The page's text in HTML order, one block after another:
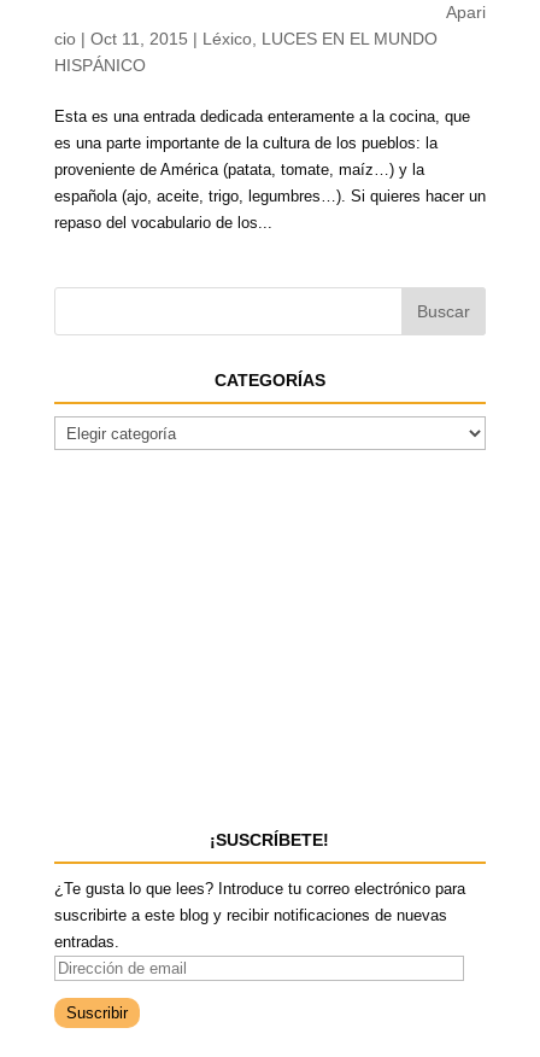
Apari
cio| Oct 11, 2015 | Léxico, LUCES EN EL MUNDO
HISPÁNICO
Esta es una entrada dedicada enteramente a la cocina, que
es una parte importante de la cultura de los pueblos: la
proveniente de América (patata, tomate, maíz…) y la
española (ajo, aceite, trigo, legumbres…). Si quieres hacer un
repaso del vocabulario de los...
CATEGORÍAS
¡SUSCRÍBETE!
¿Te gusta lo que lees? Introduce tu correo electrónico para
suscribirte a este blog y recibir notificaciones de nuevas
entradas.
D
r